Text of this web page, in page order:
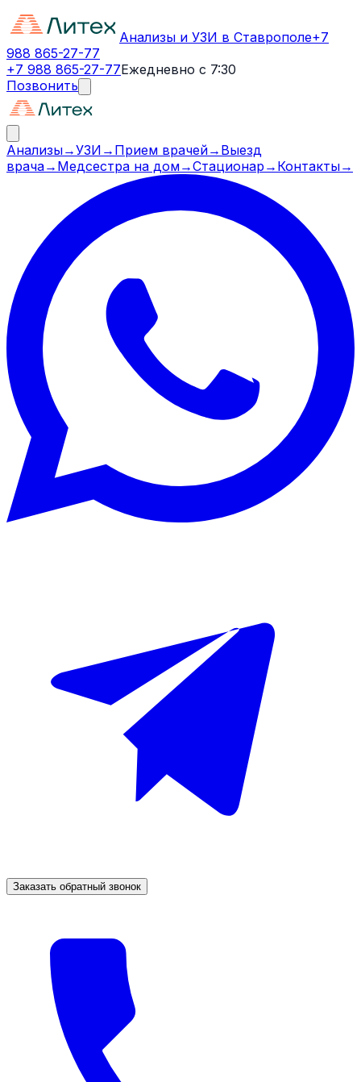
Анализы и УЗИ в Ставрополе+7
988 865-27-77
+7 988 865-27-77Ежедневно с 7:30
Позвонить
Анализы→УЗИ → Прием врачей→ Выезд
врача→ Медсестра на дом→Стационар → Контакты→
Заказать обратный звонок